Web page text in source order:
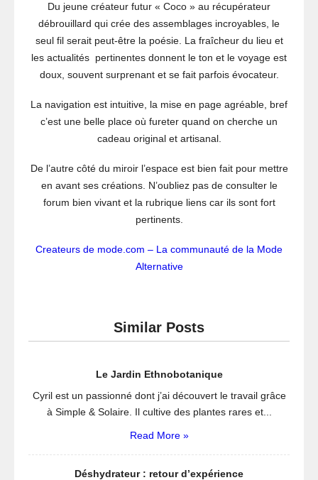
Du jeune créateur futur « Coco » au récupérateur
débrouillard qui crée des assemblages incroyables, le
seul fil serait peut-être la poésie. La fraîcheur du lieu et
les actualités pertinentes donnent le ton et le voyage est
doux, souvent surprenant et se fait parfois évocateur.
La navigation est intuitive, la mise en page agréable, bref
c’est une belle place où fureter quand on cherche un
cadeau original et artisanal.
De l’autre côté du miroir l’espace est bien fait pour mettre
en avant ses créations. N’oubliez pas de consulter le
forum bien vivant et la rubrique liens car ils sont fort
pertinents.
Createurs de mode.com – La communauté de la Mode
Alternative
Similar Posts
Le Jardin Ethnobotanique
Cyril est un passionné dont j’ai découvert le travail grâce
à Simple & Solaire. Il cultive des plantes rares et...
Read More »
Déshydrateur : retour d’expérience